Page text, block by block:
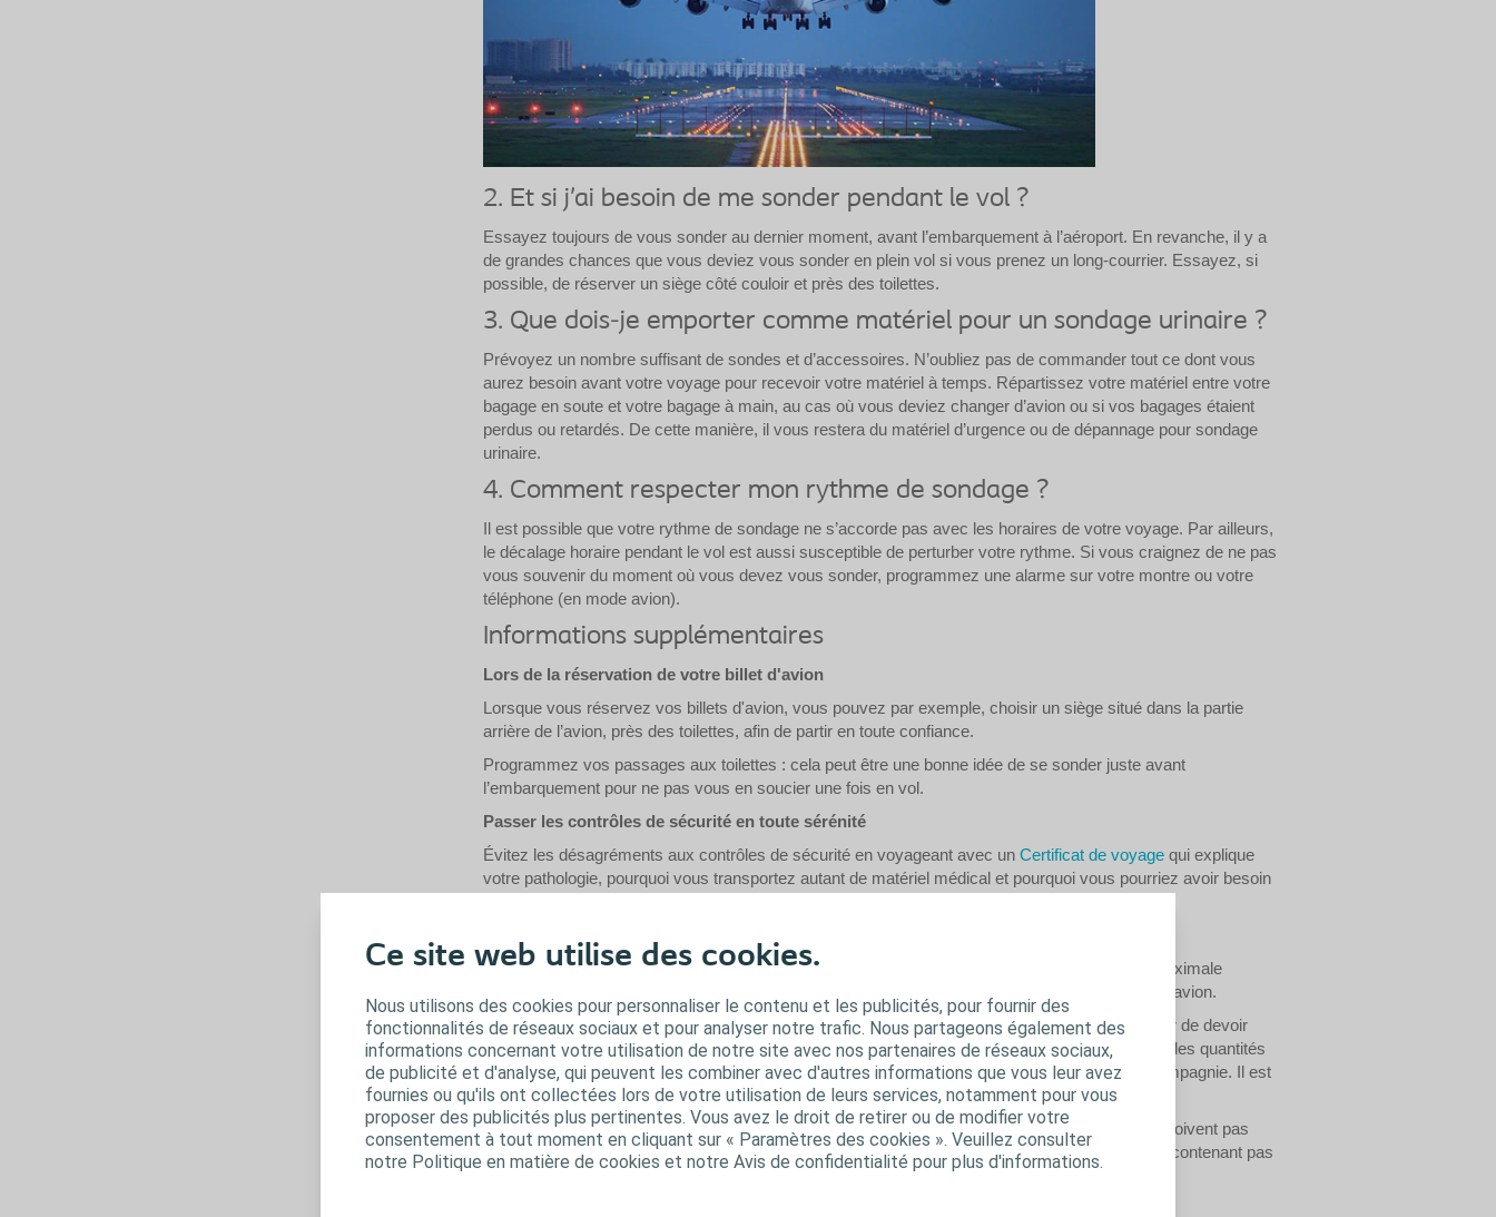
Ce site web utilise des cookies.
Nous utilisons des cookies pour personnaliser le contenu et les publicités, pour fournir des
fonctionnalités de réseaux sociaux et pour analyser notre trafic. Nous partageons également des
informations concernant votre utilisation de notre site avec nos partenaires de réseaux sociaux,
de publicité et d'analyse, qui peuvent les combiner avec d'autres informations que vous leur avez
fournies ou qu'ils ont collectées lors de votre utilisation de leurs services, notamment pour vous
proposer des publicités plus pertinentes. Vous avez le droit de retirer ou de modifier votre
consentement à tout moment en cliquant sur « Paramètres des cookies ». Veuillez consulter
notre Politique en matière de cookies et notre Avis de confidentialité pour plus d'informations.
2. Et si j’ai besoin de me sonder pendant le vol ?
Essayez toujours de vous sonder au dernier moment, avant l’embarquement à l’aéroport. En revanche, il y a
de grandes chances que vous deviez vous sonder en plein vol si vous prenez un long-courrier. Essayez, si
possible, de réserver un siège côté couloir et près des toilettes.
3. Que dois-je emporter comme matériel pour un sondage urinaire ?
Prévoyez un nombre suffisant de sondes et d’accessoires. N’oubliez pas de commander tout ce dont vous
aurez besoin avant votre voyage pour recevoir votre matériel à temps. Répartissez votre matériel entre votre
bagage en soute et votre bagage à main, au cas où vous deviez changer d’avion ou si vos bagages étaient
perdus ou retardés. De cette manière, il vous restera du matériel d’urgence ou de dépannage pour sondage
urinaire.
4. Comment respecter mon rythme de sondage ?
Il est possible que votre rythme de sondage ne s’accorde pas avec les horaires de votre voyage. Par ailleurs,
le décalage horaire pendant le vol est aussi susceptible de perturber votre rythme. Si vous craignez de ne pas
vous souvenir du moment où vous devez vous sonder, programmez une alarme sur votre montre ou votre
téléphone (en mode avion).
Informations supplémentaires
Lors de la réservation de votre billet d'avion
Lorsque vous réservez vos billets d'avion, vous pouvez par exemple, choisir un siège situé dans la partie
arrière de l’avion, près des toilettes, afin de partir en toute confiance.
Programmez vos passages aux toilettes : cela peut être une bonne idée de se sonder juste avant
l’embarquement pour ne pas vous en soucier une fois en vol.
Passer les contrôles de sécurité en toute sérénité
Évitez les désagréments aux contrôles de sécurité en voyageant avec un Certificat de voyage qui explique
votre pathologie, pourquoi vous transportez autant de matériel médical et pourquoi vous pourriez avoir besoin
Aucune dessondes urinaires proposées par Coloplast
ne contient plus d’eau que la quantité maximale
autorisée par les compagnies aériennes. Votre matériel de sondage urinaire est donc adapté à l’avion.
Le scanner à bagages est capable de détecter votre sonde urinaire, ce qui peut ainsi vous éviter de devoir
ouvrir vos bagages. N’oubliez pas que les compagnies aériennes imposent des restrictions sur les quantités
de produits liquides autorisées dans les bagages à main. Renseignez-vous auprès de votre compagnie. Il est
conseillé de ranger vos produits liquides dans vos bagages en soute, si cela est possible.
Si vous choisissez d’emporter vos produits liquides dans votre bagage à main : les flacons ne doivent pas
excéder 100 ml, doivent être transparents et placés dans un sachet en plastique refermable ne contenant pas
plus d’un litre. Un seul sachet plastique est autorisé par personne.